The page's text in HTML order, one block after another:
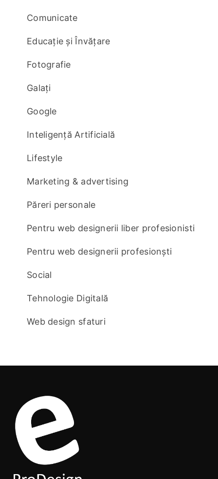
Comunicate
Educație și Învățare
Fotografie
Galați
Google
Inteligență Artificială
Lifestyle
Marketing & advertising
Păreri personale
Pentru web designerii liber profesionisti
Pentru web designerii profesionști
Social
Tehnologie Digitală
Web design sfaturi